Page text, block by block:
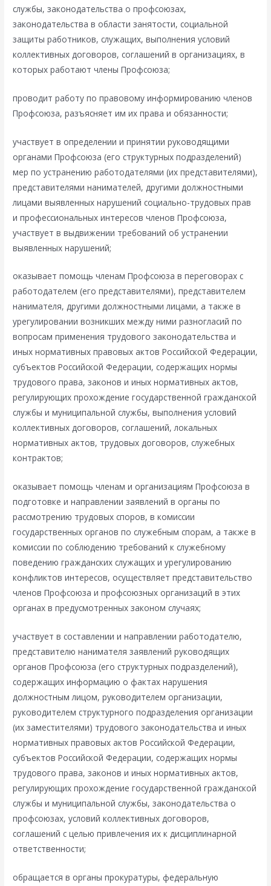
службы, законодательства о профсоюзах,
законодательства в области занятости, социальной
защиты работников, служащих, выполнения условий
коллективных договоров, соглашений в организациях, в
которых работают члены Профсоюза;
проводит работу по правовому информированию членов
Профсоюза, разъясняет им их права и обязанности;
участвует в определении и принятии руководящими
органами Профсоюза (его структурных подразделений)
мер по устранению работодателями (их представителями),
представителями нанимателей, другими должностными
лицами выявленных нарушений социально-трудовых прав
и профессиональных интересов членов Профсоюза,
участвует в выдвижении требований об устранении
выявленных нарушений;
оказывает помощь членам Профсоюза в переговорах с
работодателем (его представителями), представителем
нанимателя, другими должностными лицами, а также в
урегулировании возникших между ними разногласий по
вопросам применения трудового законодательства и
иных нормативных правовых актов Российской Федерации,
субъектов Российской Федерации, содержащих нормы
трудового права, законов и иных нормативных актов,
регулирующих прохождение государственной гражданской
службы и муниципальной службы, выполнения условий
коллективных договоров, соглашений, локальных
нормативных актов, трудовых договоров, служебных
контрактов;
оказывает помощь членам и организациям Профсоюза в
подготовке и направлении заявлений в органы по
рассмотрению трудовых споров, в комиссии
государственных органов по служебным спорам, а также в
комиссии по соблюдению требований к служебному
поведению гражданских служащих и урегулированию
конфликтов интересов, осуществляет представительство
членов Профсоюза и профсоюзных организаций в этих
органах в предусмотренных законом случаях;
участвует в составлении и направлении работодателю,
представителю нанимателя заявлений руководящих
органов Профсоюза (его структурных подразделений),
содержащих информацию о фактах нарушения
должностным лицом, руководителем организации,
руководителем структурного подразделения организации
(их заместителями) трудового законодательства и иных
нормативных правовых актов Российской Федерации,
субъектов Российской Федерации, содержащих нормы
трудового права, законов и иных нормативных актов,
регулирующих прохождение государственной гражданской
службы и муниципальной службы, законодательства о
профсоюзах, условий коллективных договоров,
соглашений с целью привлечения их к дисциплинарной
ответственности;
обращается в органы прокуратуры, федеральную